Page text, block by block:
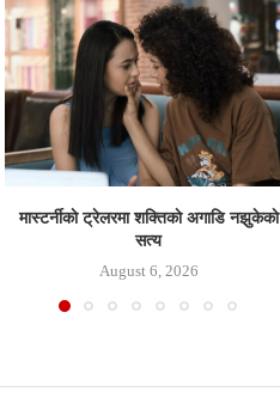
मास्टर्नीकाे ट्रेलरमा शक्तिकाे अगाडि नझुकेकाे
सत्य
August 6, 2026